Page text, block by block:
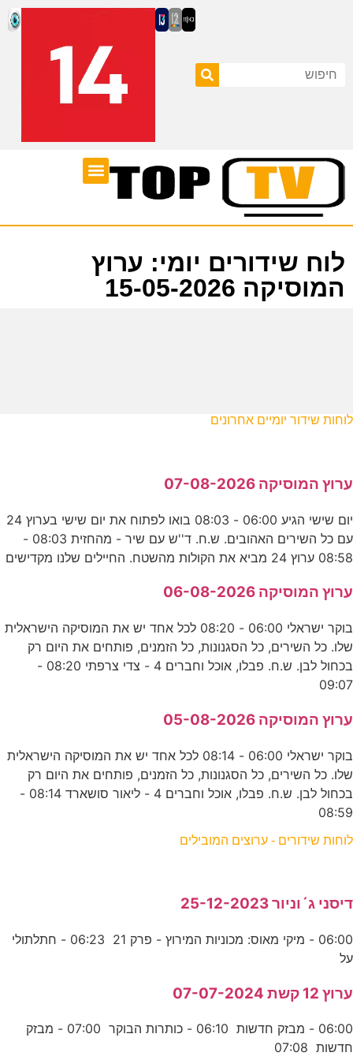
לוח שידורים יומי: ערוץ
המוסיקה 15-05-2026
לוחות שידור יומיים אחרונים
ערוץ המוסיקה 07-08-2026
יום שישי הגיע 06:00 - 08:03 בואו לפתוח את יום שישי בערוץ 24
עם כל השירים האהובים. ש.ח. ד''ש עם שיר - מהחזית 08:03 -
08:58 ערוץ 24 מביא את הקולות מהשטח. החיילים שלנו מקדישים
ערוץ המוסיקה 06-08-2026
בוקר ישראלי 06:00 - 08:20 לכל אחד יש את המוסיקה הישראלית
שלו. כל השירים, כל הסגנונות, כל הזמנים, פותחים את היום רק
בכחול לבן. ש.ח. פבלו, אוכל וחברים 4 - צדי צרפתי 08:20 -
09:07
ערוץ המוסיקה 05-08-2026
בוקר ישראלי 06:00 - 08:14 לכל אחד יש את המוסיקה הישראלית
שלו. כל השירים, כל הסגנונות, כל הזמנים, פותחים את היום רק
בכחול לבן. ש.ח. פבלו, אוכל וחברים 4 - ליאור סושארד 08:14 -
08:59
לוחות שידורים - ערוצים המובילים
דיסני ג´וניור 25-12-2023
06:00 - מיקי מאוס: מכוניות המירוץ - פרק 21 06:23 - חתלתולי
על
ערוץ 12 קשת 07-07-2024
06:00 - מבזק חדשות 06:10 - כותרות הבוקר 07:00 - מבזק
חדשות 07:08